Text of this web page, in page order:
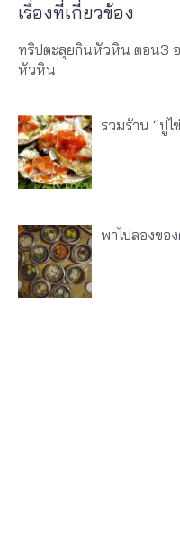
เรื่องที่เกี่ยวข้อง
ทริปตะลุยกินหัวหิน ตอน3 อ
หัวหิน
รวมร้าน “ปู
พาไปลองขอ